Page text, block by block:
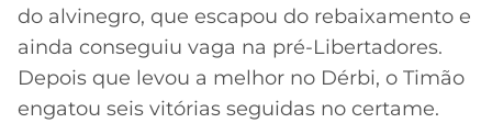
do alvinegro, que escapou do rebaixamento e
ainda conseguiu vaga na pré-Libertadores.
Depois que levou a melhor no Dérbi, o Timão
engatou seis vitórias seguidas no certame.